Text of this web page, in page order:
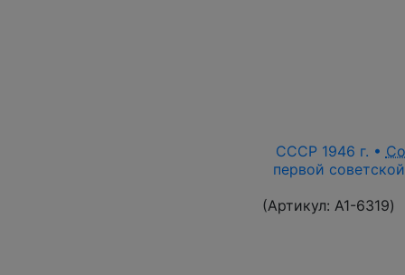
СССР 1946 г. •
первой
(Артикул: A1-6319)